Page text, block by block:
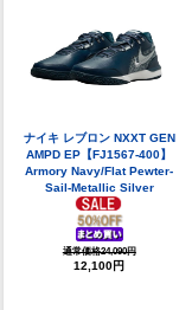
ナイキ レブロン NXXT GEN
AMPD EP【FJ1567-400】
Armory Navy/Flat Pewter-
Sail-Metallic Silver
通常価格24,090円
12,100円